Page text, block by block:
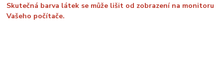
Skutečná barva látek se může lišit od zobrazení na monitoru
Vašeho počítače.